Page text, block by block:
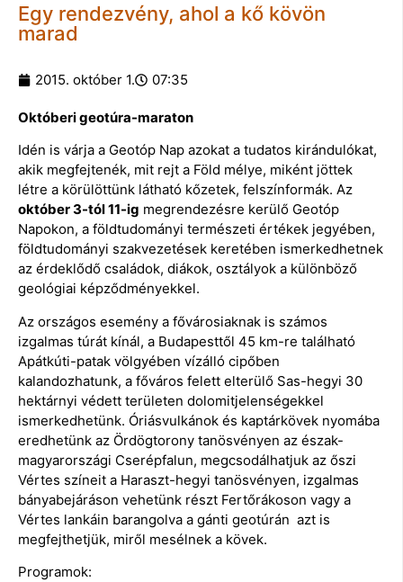
Egy rendezvény, ahol a kő kövön
marad
2015. október 1. 07:35
Októberi geotúra-maraton
Idén is várja a Geotóp Nap azokat a tudatos kirándulókat,
akik megfejtenék, mit rejt a Föld mélye, miként jöttek
létre a körülöttünk látható kőzetek, felszínformák. Az
október 3-tól 11-ig megrendezésre kerülő Geotóp
Napokon, a földtudományi természeti értékek jegyében,
földtudományi szakvezetések keretében ismerkedhetnek
az érdeklődő családok, diákok, osztályok a különböző
geológiai képződményekkel.
Az országos esemény a fővárosiaknak is számos
izgalmas túrát kínál, a Budapesttől 45 km-re található
Apátkúti-patak völgyében vízálló cipőben
kalandozhatunk, a főváros felett elterülő Sas-hegyi 30
hektárnyi védett területen dolomitjelenségekkel
ismerkedhetünk. Óriásvulkánok és kaptárkövek nyomába
eredhetünk az Ördögtorony tanösvényen az észak-
magyarországi Cserépfalun, megcsodálhatjuk az őszi
Vértes színeit a Haraszt-hegyi tanösvényen, izgalmas
bányabejáráson vehetünk részt Fertőrákoson vagy a
Vértes lankáin barangolva a gánti geotúrán azt is
megfejthetjük, miről mesélnek a kövek.
Programok: